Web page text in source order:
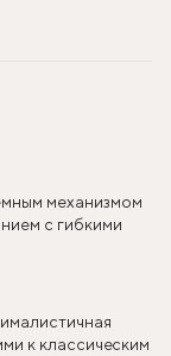
механизмом
с гибкими
к классическим